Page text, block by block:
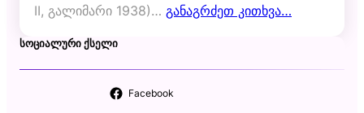
II, გალიმარი 1938)… განაგრძეთ კითხვა…
ᲡᲝᲪᲘᲐᲚᲣᲠᲘ ᲥᲡᲔᲚᲘ
Facebook